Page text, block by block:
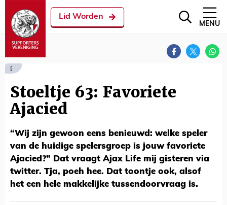
Lid Worden
MENU
[
Stoeltje 63: Favoriete
Ajacied
“Wij zijn gewoon eens benieuwd: welke speler
van de huidige spelersgroep is jouw favoriete
Ajacied?” Dat vraagt Ajax Life mij gisteren via
twitter. Tja, poeh hee. Dat toontje ook, alsof
het een hele makkelijke tussendoorvraag is.